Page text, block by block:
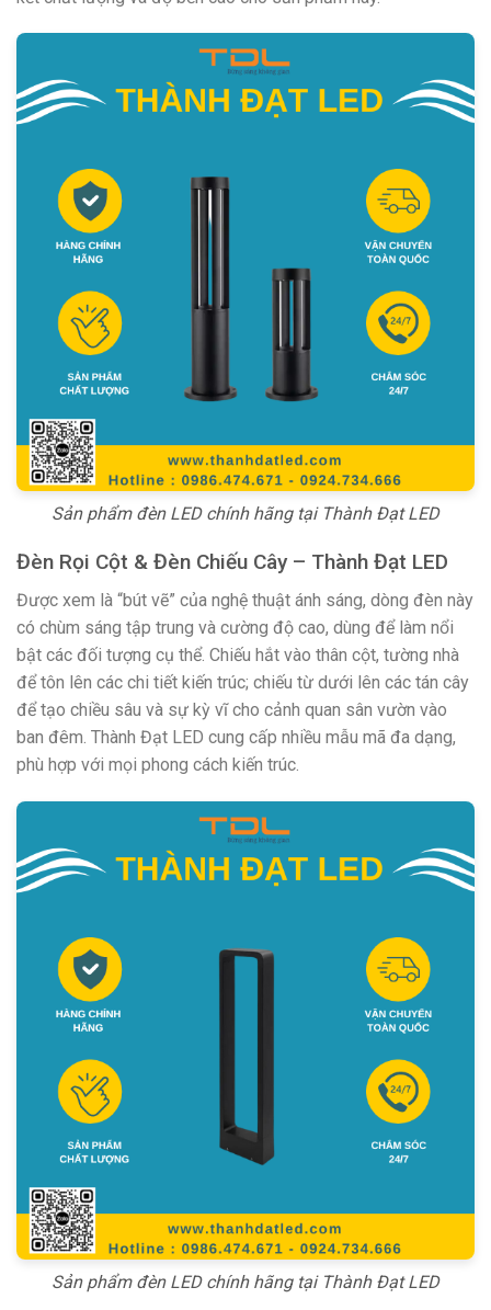
Sản phẩm đèn LED chính hãng tại Thành Đạt LED
Đèn Rọi Cột & Đèn Chiếu Cây – Thành Đạt LED
Được xem là “bút vẽ” của nghệ thuật ánh sáng, dòng đèn này
có chùm sáng tập trung và cường độ cao, dùng để làm nổi
bật các đối tượng cụ thể. Chiếu hắt vào thân cột, tường nhà
để tôn lên các chi tiết kiến trúc; chiếu từ dưới lên các tán cây
để tạo chiều sâu và sự kỳ vĩ cho cảnh quan sân vườn vào
ban đêm. Thành Đạt LED cung cấp nhiều mẫu mã đa dạng,
phù hợp với mọi phong cách kiến trúc.
Sản phẩm đèn LED chính hãng tại Thành Đạt LED